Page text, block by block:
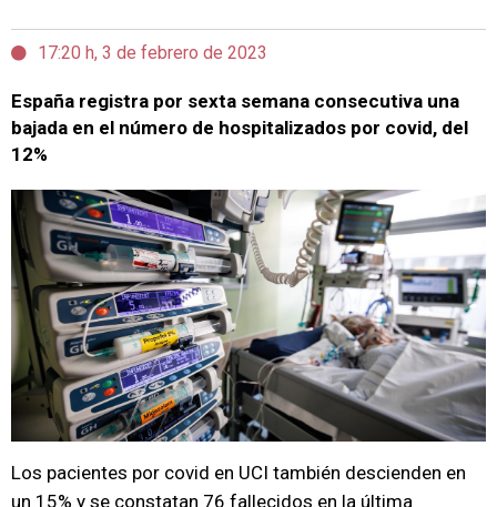
17:20 h, 3 de febrero de 2023
España registra por sexta semana consecutiva una
bajada en el número de hospitalizados por covid, del
12%
Los pacientes por covid en UCI también descienden en
un 15% y se constatan 76 fallecidos en la última